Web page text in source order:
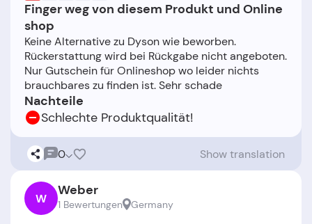
Finger weg von diesem Produkt und Online
shop
Keine Alternative zu Dyson wie beworben.
Rückerstattung wird bei Rückgabe nicht angeboten.
Nur Gutschein für Onlineshop wo leider nichts
Nachteile
Schlechte Produktqualität!
0 Show translation
W Weber
1 Bewertungen Germany